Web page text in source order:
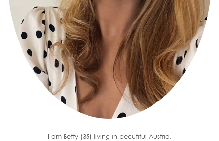
I am Betty (35) living in beautiful Austria.